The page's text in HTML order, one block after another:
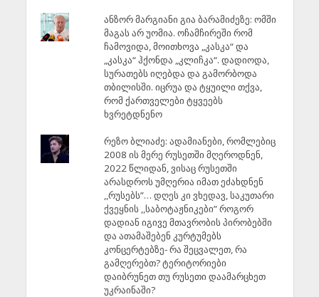
ანზორ მარგიანი გია ბარამიძეზე: ომში
მაგას არ უომია. ოჩამჩირეში რომ
ჩამოვიდა, მოითხოვა „კასკა“ და
„კასკა“ ჰქონდა „კლიჩკა“. დადიოდა,
სურათებს იღებდა და გამორბოდა
თბილისში. იცრუა და ტყუილი თქვა,
რომ ქართველები ტყვეებს
ხვრეტდნენო
რეზო ბლიაძე: ადამიანები, რომლებიც
2008 ის მერე რუსეთში მღეროდნენ,
2022 წლიდან, ვისაც რუსეთში
არასდროს უმღერია იმათ ეძახდნენ
,,რუსებს”… დღეს კი ვხედავ, საკუთარი
ქვეყნის ,,საბოტაჟნიკები” როგორ
დადიან იგივე მთავრობის პირობებში
და ათამაშებენ კურტუმებს
კონცერტებზე- რა შეცვალეთ, რა
გამღერებთ? ტერიტორიები
დაიბრუნეთ თუ რუსეთი დაამარცხეთ
უკრაინაში?